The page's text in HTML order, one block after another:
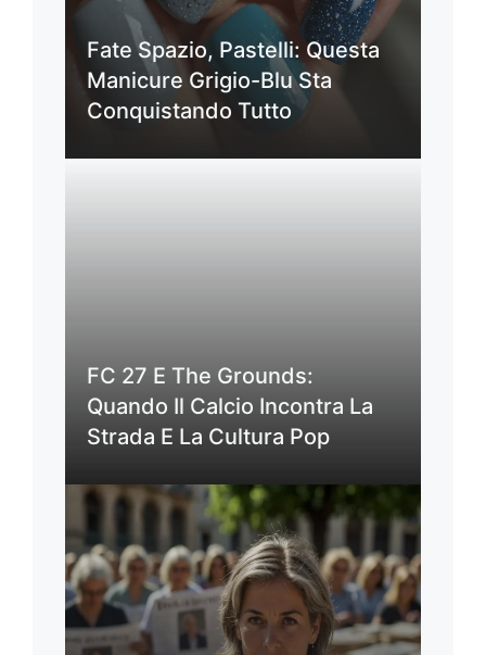
Fate Spazio, Pastelli: Questa
Manicure Grigio-Blu Sta
Conquistando Tutto
FC 27 E The Grounds:
Quando Il Calcio Incontra La
Strada E La Cultura Pop